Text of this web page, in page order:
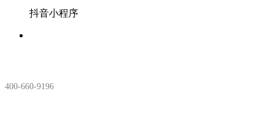
抖音小程序
400-660-9196